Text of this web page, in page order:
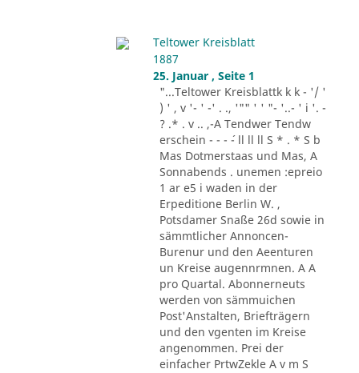
Teltower Kreisblatt
1887
25. Januar , Seite 1
"...Teltower Kreisblattk k k - '/ '
) ' , v '- ' -' . ., '"" ' ' "- '..- ' i '. -
? .* . v .. ,-A Tendwer Tendw
erschein - - - ´- ll ll ll S * . * S b
Mas Dotmerstaas und Mas, A
Sonnabends . unemen :epreio
1 ar e5 i waden in der
Erpeditione Berlin W. ,
Potsdamer Snaße 26d sowie in
sämmtlicher Annoncen-
Burenur und den Aeenturen
un Kreise augennrmnen. A A
pro Quartal. Abonnerneuts
werden von sämmuichen
Post'Anstalten, Briefträgern
und den vgenten im Kreise
angenommen. Prei der
einfacher PrtwZekle A v m S